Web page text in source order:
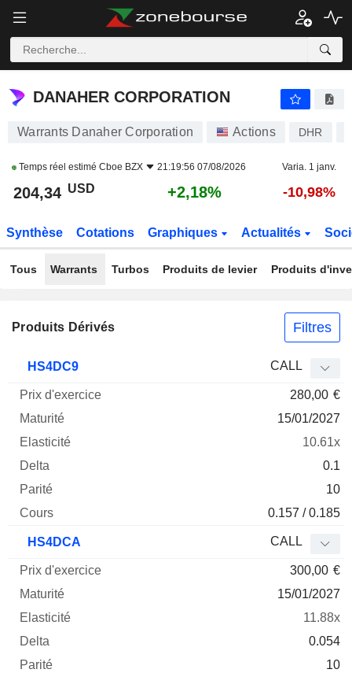
DANAHER CORPORATION
DANAHER CORPORATION
Warrants Danaher Corporation Actions DHR
Temps réel estimé Cboe BZX 21:19:56 07/08/2026 Varia. 1 janv.
204,34 USD +2,18% -10,98%
Synthèse Cotations Graphiques Actualités
Tous Warrants Turbos Produits de levier Produits
Produits Dérivés Filtres
Mnemo Type
Parité
HS4DC9 CALL
280,00 €
15/01/2027
10.61x
0.1
10
0.157 / 0.185
HS4DCA CALL
300,00 €
15/01/2027
11.88x
0.054
10